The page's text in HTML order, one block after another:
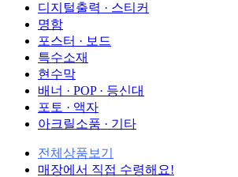
디지털출력 · 스티커
명함
포스터 · 보드
특수소재
현수막
배너 · POP · 등신대
포토 · 액자
아크릴소품 · 기타
전체상품보기
매장에서 직접 수령해요!